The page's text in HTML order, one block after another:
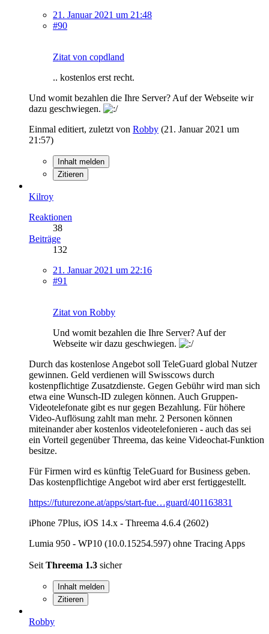
21. Januar 2021 um 21:48
#90
Zitat von copdland
.. kostenlos erst recht.
Und womit bezahlen die Ihre Server? Auf der Webseite wir
dazu geschwiegen.
Einmal editiert, zuletzt von Robby (21. Januar 2021 um
21:57)
Inhalt melden
Zitieren
Kilroy
Reaktionen
38
Beiträge
132
21. Januar 2021 um 22:16
#91
Zitat von Robby
Und womit bezahlen die Ihre Server? Auf der
Webseite wir dazu geschwiegen.
Durch das kostenlose Angebot soll TeleGuard global Nutzer
gewinnen. Geld verdienen will Swisscows durch
kostenpflichtige Zusatzdienste. Gegen Gebühr wird man sich
etwa eine Wunsch-ID zulegen können. Auch Gruppen-
Videotelefonate gibt es nur gegen Bezahlung. Für höhere
Video-Auflösung zahlt man mehr. 2 Personen können
miteinander aber kostenlos videotelefonieren - auch das sei
ein Vorteil gegenüber Threema, das keine Videochat-Funktion
besitze.
Für Firmen wird es künftig TeleGuard for Business geben.
Das kostenpflichtige Angebot wird aber erst fertiggestellt.
https://futurezone.at/apps/start-fue…guard/401163831
iPhone 7Plus, iOS 14.x - Threema 4.6.4 (2602)
Lumia 950 - WP10 (10.0.15254.597) ohne Tracing Apps
Seit Threema 1.3 sicher
Inhalt melden
Zitieren
Robby